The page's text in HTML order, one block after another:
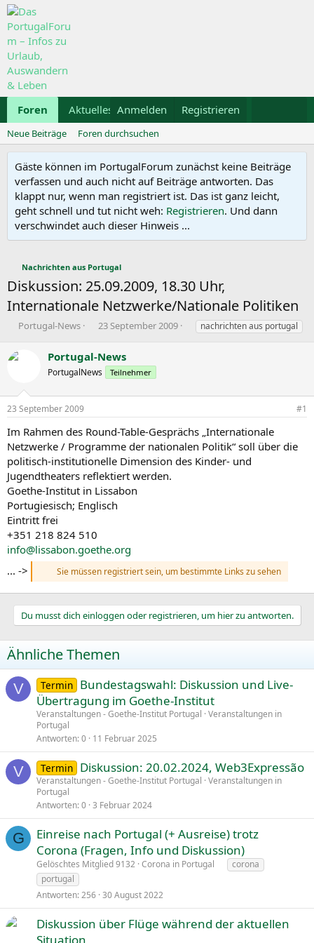
Foren Aktuelles Galerie Kalender
Anmelden Registrieren
Neue Beiträge Foren durchsuchen
Gäste können im PortugalForum zunächst keine Beiträge
verfassen und auch nicht auf Beiträge antworten. Das
klappt nur, wenn man registriert ist. Das ist ganz leicht,
geht schnell und tut nicht weh: Registrieren. Und dann
verschwindet auch dieser Hinweis ...
Nachrichten aus Portugal
Diskussion: 25.09.2009, 18.30 Uhr,
Internationale Netzwerke/Nationale Politiken
E
s
t
l
e
Portugal-News
E
t
e
l
m
23 September 2009
S
w
t
e
nachrichten aus portugal
Portugal-News
PortugalNews Teilnehmer
23 September 2009 #1
Im Rahmen des Round-Table-Gesprächs „Internationale
Netzwerke / Programme der nationalen Politik“ soll über die
politisch-institutionelle Dimension des Kinder- und
Jugendtheaters reflektiert werden.
Goethe-Institut in Lissabon
Portugiesisch; Englisch
Eintritt frei
+351 218 824 510
info@lissabon.goethe.org
... ->
Sie müssen registriert sein, um bestimmte Links zu sehen
Du musst dich einloggen oder registrieren, um hier zu antworten.
Ähnliche Themen
V Termin Bundestagswahl: Diskussion und Live-
Übertragung im Goethe-Institut
Veranstaltungen - Goethe-Institut Portugal Veranstaltungen in
Portugal
Antworten 0 11 Februar 2025
V Termin Diskussion: 20.02.2024, Web3Expressão
Veranstaltungen - Goethe-Institut Portugal Veranstaltungen in
Portugal
Antworten 0 3 Februar 2024
G
i
Einreise nach Portugal (+ Ausreise) trotz
Corona (Fragen, Info und Diskussion)
Gelöschtes Mitglied 9132 Corona in Portugal
corona
portugal
Antworten 256 30 August 2022
Diskussion über Flüge während der aktuellen
Situation